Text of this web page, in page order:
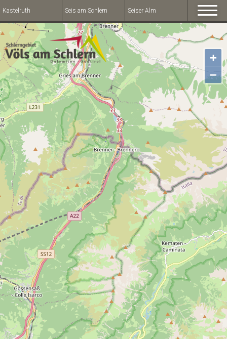
Kastelruth Seis am Schlern Seiser Alm
+
−